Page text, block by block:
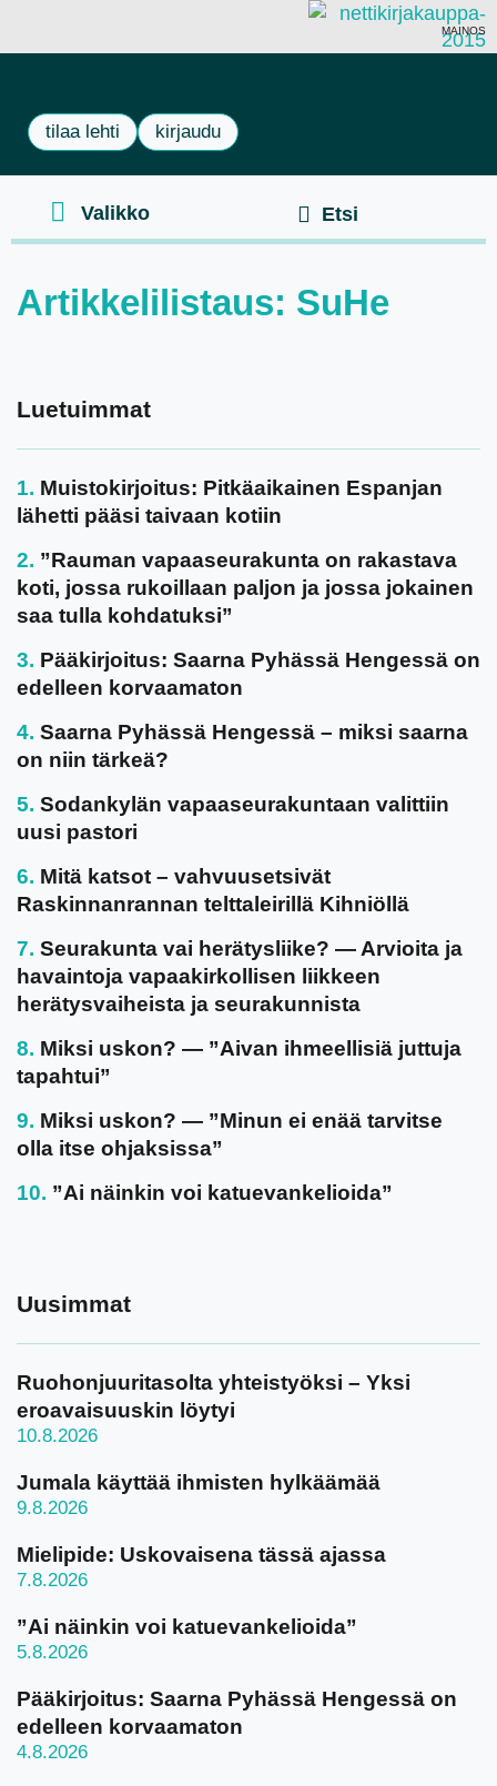
MAINOS
tilaa lehti kirjaudu
Artikkelilistaus: SuHe
Luetuimmat
Muistokirjoitus: Pitkäaikainen Espanjan
lähetti pääsi taivaan kotiin
”Rauman vapaaseurakunta on rakastava
koti, jossa rukoillaan paljon ja jossa jokainen
saa tulla kohdatuksi”
Pääkirjoitus: Saarna Pyhässä Hengessä on
edelleen korvaamaton
Saarna Pyhässä Hengessä – miksi saarna
on niin tärkeä?
Sodankylän vapaaseurakuntaan valittiin
uusi pastori
Mitä katsot – vahvuusetsivät
Raskinnanrannan telttaleirillä Kihniöllä
Seurakunta vai herätysliike? — Arvioita ja
havaintoja vapaakirkollisen liikkeen
herätysvaiheista ja seurakunnista
Miksi uskon? — ”Aivan ihmeellisiä juttuja
tapahtui”
Miksi uskon? — ”Minun ei enää tarvitse
olla itse ohjaksissa”
”Ai näinkin voi katuevankelioida”
Uusimmat
Ruohonjuuritasolta yhteistyöksi – Yksi
eroavaisuuskin löytyi
10.8.2026
Jumala käyttää ihmisten hylkäämää
9.8.2026
Mielipide: Uskovaisena tässä ajassa
7.8.2026
”Ai näinkin voi katuevankelioida”
5.8.2026
Pääkirjoitus: Saarna Pyhässä Hengessä on
edelleen korvaamaton
4.8.2026